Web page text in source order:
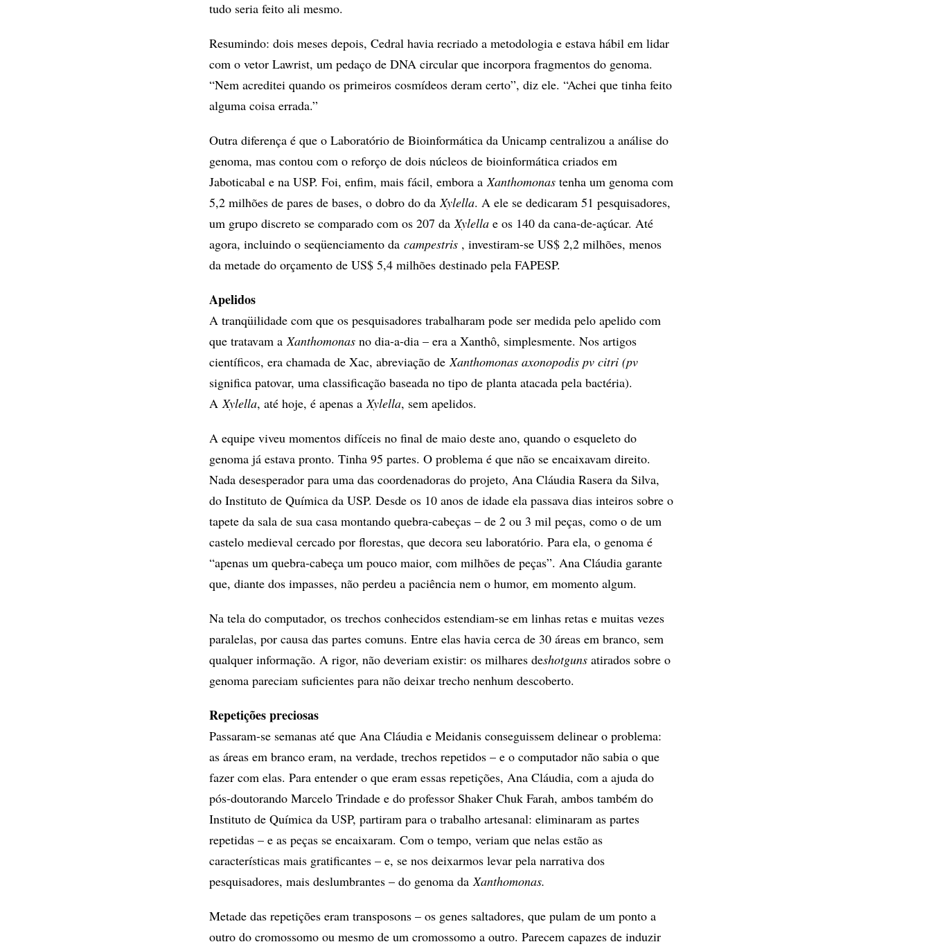
tudo seria feito ali mesmo.
Resumindo: dois meses depois, Cedral havia recriado a metodologia e estava hábil em lidar
com o vetor Lawrist, um pedaço de DNA circular que incorpora fragmentos do genoma.
“Nem acreditei quando os primeiros cosmídeos deram certo”, diz ele. “Achei que tinha feito
alguma coisa errada.”
Outra diferença é que o Laboratório de Bioinformática da Unicamp centralizou a análise do
genoma, mas contou com o reforço de dois núcleos de bioinformática criados em
Jaboticabal e na USP. Foi, enfim, mais fácil, embora aXanthomonas tenha um genoma com
5,2 milhões de pares de bases, o dobro do daXylella. A ele se dedicaram 51 pesquisadores,
um grupo discreto se comparado com os 207 daXylella e os 140 da cana-de-açúcar. Até
agora, incluindo o seqüenciamento da campestris , investiram-se US$ 2,2 milhões, menos
da metade do orçamento de US$ 5,4 milhões destinado pela FAPESP.
Apelidos
A tranqüilidade com que os pesquisadores trabalharam pode ser medida pelo apelido com
que tratavam aXanthomonas no dia-a-dia – era a Xanthô, simplesmente. Nos artigos
científicos, era chamada de Xac, abreviação deXanthomonas axonopodis pv citri (pv
significa patovar, uma classificação baseada no tipo de planta atacada pela bactéria).
AXylella, até hoje, é apenas aXylella, sem apelidos.
A equipe viveu momentos difíceis no final de maio deste ano, quando o esqueleto do
genoma já estava pronto. Tinha 95 partes. O problema é que não se encaixavam direito.
Nada desesperador para uma das coordenadoras do projeto, Ana Cláudia Rasera da Silva,
do Instituto de Química da USP. Desde os 10 anos de idade ela passava dias inteiros sobre o
tapete da sala de sua casa montando quebra-cabeças – de 2 ou 3 mil peças, como o de um
castelo medieval cercado por florestas, que decora seu laboratório. Para ela, o genoma é
“apenas um quebra-cabeça um pouco maior, com milhões de peças”. Ana Cláudia garante
que, diante dos impasses, não perdeu a paciência nem o humor, em momento algum.
Na tela do computador, os trechos conhecidos estendiam-se em linhas retas e muitas vezes
paralelas, por causa das partes comuns. Entre elas havia cerca de 30 áreas em branco, sem
qualquer informação. A rigor, não deveriam existir: os milhares deshotguns atirados sobre o
genoma pareciam suficientes para não deixar trecho nenhum descoberto.
Repetições preciosas
Passaram-se semanas até que Ana Cláudia e Meidanis conseguissem delinear o problema:
as áreas em branco eram, na verdade, trechos repetidos – e o computador não sabia o que
fazer com elas. Para entender o que eram essas repetições, Ana Cláudia, com a ajuda do
pós-doutorando Marcelo Trindade e do professor Shaker Chuk Farah, ambos também do
Instituto de Química da USP, partiram para o trabalho artesanal: eliminaram as partes
repetidas – e as peças se encaixaram. Com o tempo, veriam que nelas estão as
características mais gratificantes – e, se nos deixarmos levar pela narrativa dos
pesquisadores, mais deslumbrantes – do genoma daXanthomonas.
Metade das repetições eram transposons – os genes saltadores, que pulam de um ponto a
outro do cromossomo ou mesmo de um cromossomo a outro. Parecem capazes de induzir